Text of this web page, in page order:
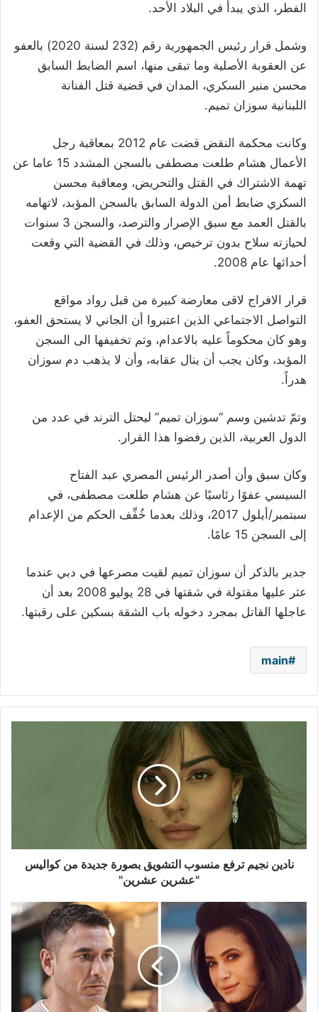
الفطر، الذي يبدأ في البلاد الأحد.
وشمل قرار رئيس الجمهورية رقم (232 لسنة 2020) بالعفو
عن العقوبة الأصلية وما تبقى منها، اسم الضابط السابق
محسن منير السكري، المدان في قضية قتل الفنانة
اللبنانية سوزان تميم.
وكانت محكمة النقض قضت عام 2012 بمعاقبة رجل
الأعمال هشام طلعت مصطفى بالسجن المشدد 15 عاما عن
تهمة الاشتراك في القتل والتحريض، ومعاقبة محسن
السكري ضابط أمن الدولة السابق بالسجن المؤبد، لاتهامه
بالقتل العمد مع سبق الإصرار والترصد، والسجن 3 سنوات
لحيازته سلاح بدون ترخيص، وذلك في القضية التي وقعت
أحداثها عام 2008.
قرار الافراج لاقى معارضة كبيرة من قبل رواد مواقع
التواصل الاجتماعي الذين اعتبروا أن الجاني لا يستحق العفو،
وهو كان محكوماً عليه بالاعدام، وتم تخفيفها الى السجن
المؤبد، وكان يجب أن ينال عقابه، وأن لا يذهب دم سوزان
هدراً.
وتمّ تدشين وسم “سوزان تميم” ليحتل الترند في عدد من
الدول العربية، الذين رفضوا هذا القرار.
وكان سبق وأن أصدر الرئيس المصري عبد الفتاح
السيسي عفوًا رئاسيًا عن هشام طلعت مصطفى، في
سبتمبر/أيلول 2017، وذلك بعدما خُفِّف الحكم من الإعدام
إلى السجن 15 عامًا.
جدير بالذكر أن سوزان تميم لقيت مصرعها في دبي عندما
عثر عليها مقتولة في شقتها في 28 يوليو 2008 بعد أن
عاجلها القاتل بمجرد دخوله باب الشقة بسكين على رقبتها.
main
التشويق
بصورة
جديدة
من
كواليس
"عشرين
نادين نجيم ترفع منسوب التشويق بصورة جديدة من كواليس
"عشرين عشرين"
عز
وهند
صبري
معًا
في
موسم